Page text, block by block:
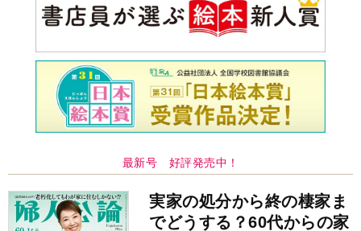
最新号 好評発売中！
実家の処分から終の棲家ま
でどうする？60代からの家